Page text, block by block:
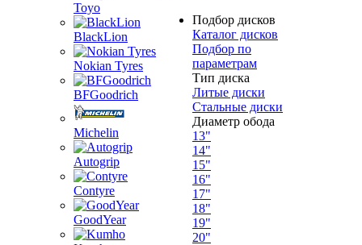
Toyo
BlackLion
Nokian Tyres
BFGoodrich
Michelin
Autogrip
Contyre
GoodYear
Подбор дисков
Каталог дисков
Подбор по
параметрам
Тип диска
Литые диски
Стальные диски
Диаметр обода
13"
14"
15"
16"
17"
18"
19"
20"